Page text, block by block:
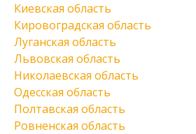
Киевская область
Кировоградская область
Луганская область
Львовская область
Николаевская область
Одесская область
Полтавская область
Ровненская область